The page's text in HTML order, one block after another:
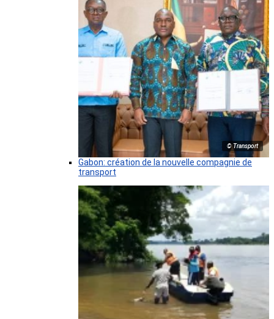
© Transport
Gabon: création de la nouvelle compagnie de
transport